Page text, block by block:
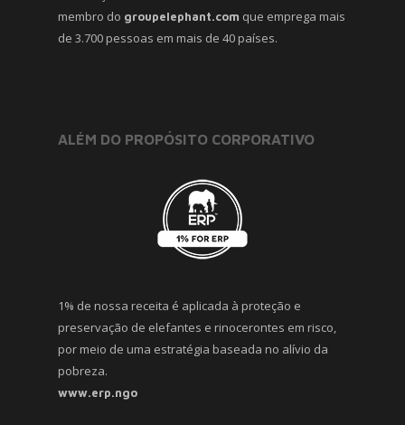
membro do groupelephant.com que emprega mais
de 3.700 pessoas em mais de 40 países.
ALÉM DO PROPÓSITO CORPORATIVO
1% de nossa receita é aplicada à proteção e
preservação de elefantes e rinocerontes em risco,
por meio de uma estratégia baseada no alívio da
pobreza.
www.erp.ngo